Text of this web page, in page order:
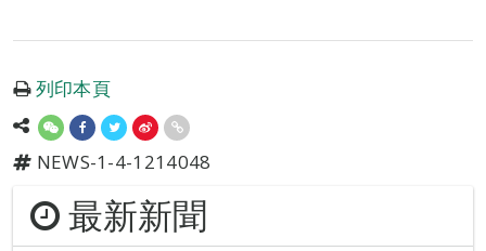
列印本頁
NEWS-1-4-1214048
最新新聞